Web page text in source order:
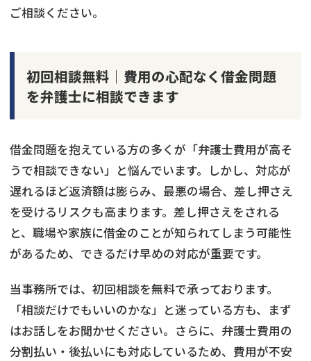
ご相談ください。
初回相談無料｜費用の心配なく借金問題
を弁護士に相談できます
借金問題を抱えている方の多くが「弁護士費用が高そ
うで相談できない」と悩んでいます。しかし、対応が
遅れるほど返済額は膨らみ、最悪の場合、差し押さえ
を受けるリスクも高まります。差し押さえをされる
と、職場や家族に借金のことが知られてしまう可能性
があるため、できるだけ早めの対応が重要です。
当事務所では、初回相談を無料で承っております。
「相談だけでもいいのかな」と迷っている方も、まず
はお話しをお聞かせください。さらに、弁護士費用の
分割払い・後払いにも対応しているため、費用が不安